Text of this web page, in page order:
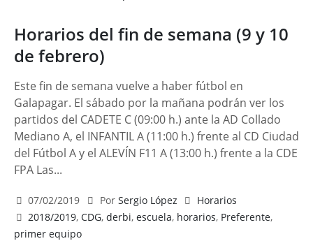
Horarios del fin de semana (9 y 10
de febrero)
Este fin de semana vuelve a haber fútbol en
Galapagar. El sábado por la mañana podrán ver los
partidos del CADETE C (09:00 h.) ante la AD Collado
Mediano A, el INFANTIL A (11:00 h.) frente al CD Ciudad
del Fútbol A y el ALEVÍN F11 A (13:00 h.) frente a la CDE
FPA Las...
07/02/2019 Por Sergio López
Horarios
2018/2019,CDG,derbi,escuela, horarios, Preferente,
primer equipo